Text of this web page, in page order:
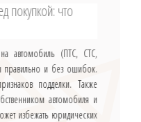
покупкой: что
автомобиль (ПТС, СТС,
правильно и без ошибок.
подделки. Также
автомобиля и
избежать юридических